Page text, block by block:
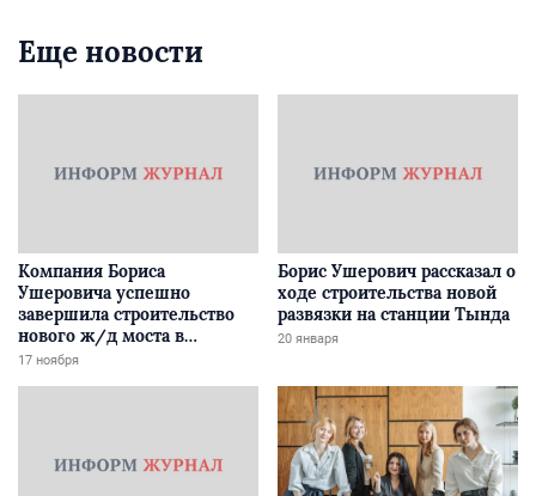
Еще новости
Компания Бориса
Ушеровича успешно
завершила строительство
нового ж/д моста в
Забайкалье
17 ноября
Борис Ушерович рассказал о
ходе строительства новой
развязки на станции Тында
20 января